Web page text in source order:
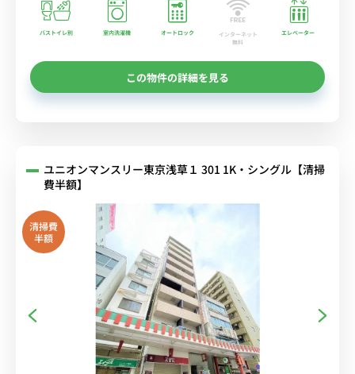
バストイレ別 室内洗濯機 オートロック
インターネット
無料
エレベーター
この物件の詳細を見る
ユニオンマンスリー東京浅草１ 301 1K・シングル【清掃
費半額】
清掃費
半額